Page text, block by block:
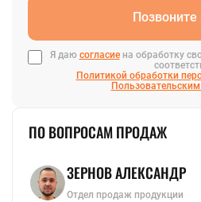
Позвоните
Я даю согласиена обработку
Политикой обработки
ПО ВОПРОСАМ ПРОДАЖ
ЗЕРНОВ АЛЕКСАНДР
Отдел продаж продукции